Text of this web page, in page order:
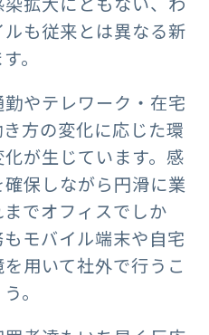
も従来とは異なる新
。
やテレワーク・在宅
方の変化に応じた環
が生じています。感
保しながら円滑に業
でオフィスでしか
モバイル端末や自宅
用いて社外で行うこ
。